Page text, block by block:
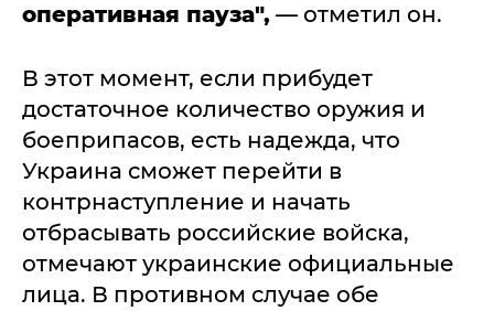
оперативная пауза", — отметил он.
В этот момент, если прибудет
достаточное количество оружия и
боеприпасов, есть надежда, что
Украина сможет перейти в
контрнаступление и начать
отбрасывать российские войска,
отмечают украинские официальные
лица. В противном случае обе